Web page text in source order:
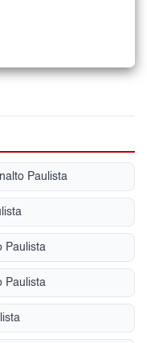
Paulista
Paulista
Paulista